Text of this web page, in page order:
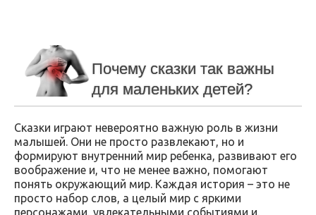
Почему сказки так важны
для маленьких детей?
Сказки играют невероятно важную роль в жизни
малышей. Они не просто развлекают, но и
формируют внутренний мир ребенка, развивают его
воображение и, что не менее важно, помогают
понять окружающий мир. Каждая история – это не
просто набор слов, а целый мир с яркими
персонажами, увлекательными событиями и,